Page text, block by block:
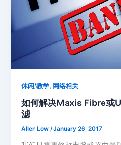
休闲/教学, 网络相关
如何解决Maxis Fibre或
滤
Allen Low/January 26, 2017